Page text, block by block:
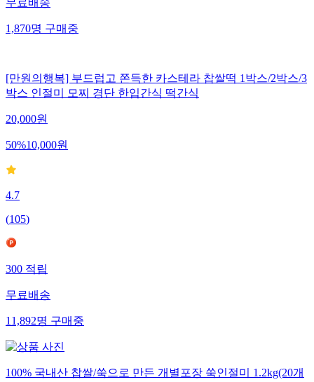
무료배송
1,870명구매중
[만원의행복] 부드럽고 쫀득한 카스테라 찹쌀떡 1박스/2박스/3
박스 인절미 모찌 경단 한입간식 떡간식
20,000원
50%10,000원
4.7
(105)
300적립
무료배송
11,892명구매중
100% 국내산 찹쌀/쑥으로 만든 개별포장 쑥인절미 1.2kg(20개